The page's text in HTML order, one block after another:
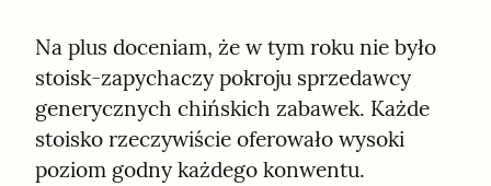
Na plus doceniam, że w tym roku nie było
stoisk-zapychaczy pokroju sprzedawcy
generycznych chińskich zabawek. Każde
stoisko rzeczywiście oferowało wysoki
poziom godny każdego konwentu.